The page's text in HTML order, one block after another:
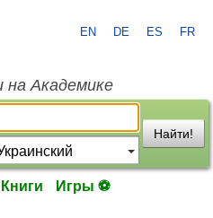
EN DE ES FR
на Академике
Найти!
Книги Игры ⚽